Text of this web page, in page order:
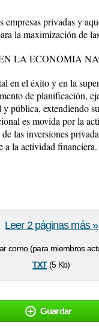
privadas y
la maximización de
LA ECONOMIA
en el éxito y en la
de planificación,
pública, extendiendo
es movida por la
las inversiones
a la actividad
como (para miembros
txt(5 Kb)
Leer 2 páginas más »
Guardar